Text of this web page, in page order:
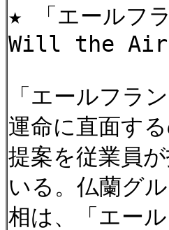
★ 「エールフ
Will the
「エールフラ
運命に直面す
提案を従業員
いる。仏蘭グ
相は、「エー